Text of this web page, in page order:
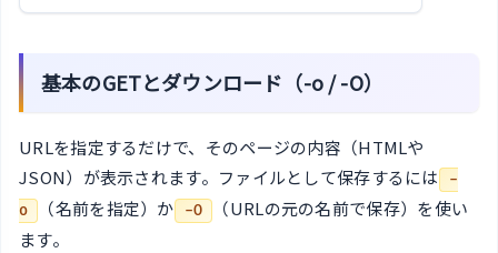
基本のGETとダウンロード（-o / -O）
URLを指定するだけで、そのページの内容（HTMLや
JSON）が表示されます。ファイルとして保存するには
-
o
（名前を指定）か -O
（URLの元の名前で保存）を使い
ます。